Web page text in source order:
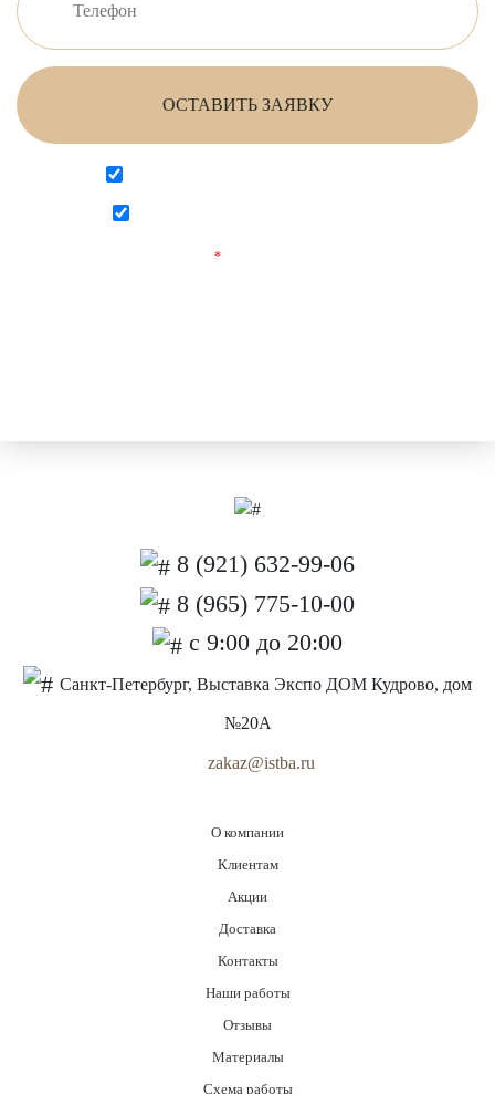
ОСТАВИТЬ ЗАЯВКУ
*
8 (921) 632-99-06
8 (965) 775-10-00
с 9:00 до 20:00
Санкт-Петербург, Выставка Экспо ДОМ Кудрово, дом
№20А
zakaz@istba.ru
О компании
Клиентам
Акции
Доставка
Контакты
Наши работы
Отзывы
Материалы
Схема работы